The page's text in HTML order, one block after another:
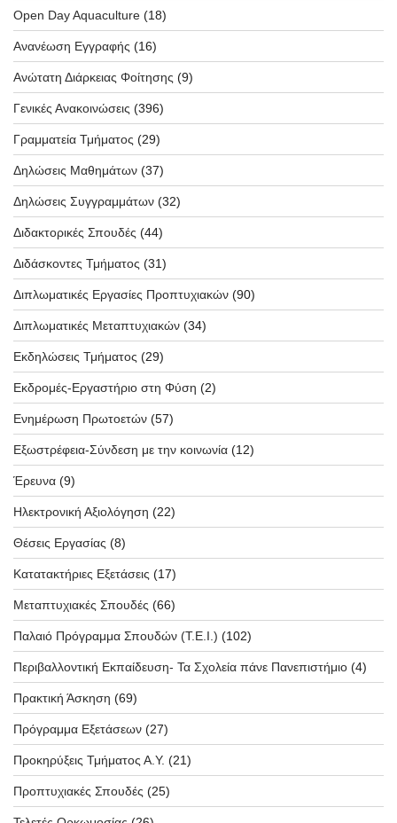
Open Day Aquaculture (18)
Ανανέωση Εγγραφής (16)
Ανώτατη Διάρκειας Φοίτησης (9)
Γενικές Ανακοινώσεις (396)
Γραμματεία Τμήματος (29)
Δηλώσεις Μαθημάτων (37)
Δηλώσεις Συγγραμμάτων (32)
Διδακτορικές Σπουδές (44)
Διδάσκοντες Τμήματος (31)
Διπλωματικές Εργασίες Προπτυχιακών (90)
Διπλωματικές Μεταπτυχιακών (34)
Εκδηλώσεις Τμήματος (29)
Εκδρομές-Εργαστήριο στη Φύση (2)
Ενημέρωση Πρωτοετών (57)
Εξωστρέφεια-Σύνδεση με την κοινωνία (12)
Έρευνα (9)
Ηλεκτρονική Αξιολόγηση (22)
Θέσεις Εργασίας (8)
Κατατακτήριες Εξετάσεις (17)
Μεταπτυχιακές Σπουδές (66)
Παλαιό Πρόγραμμα Σπουδών (T.E.I.) (102)
Περιβαλλοντική Εκπαίδευση- Τα Σχολεία πάνε Πανεπιστήμιο (4)
Πρακτική Άσκηση (69)
Πρόγραμμα Εξετάσεων (27)
Προκηρύξεις Τμήματος Α.Υ. (21)
Προπτυχιακές Σπουδές (25)